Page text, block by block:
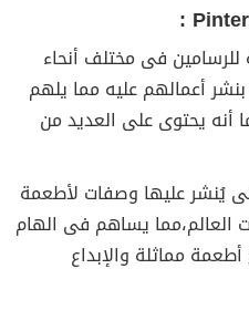
فى مختلف أنحاء
أعمالهم عليه مما يلهم
أنه يحتوى على العديد من
يُنشر عليها وصفات لأطعمة
العالم،مما يساهم فى الهام
مماثلة والإبداع